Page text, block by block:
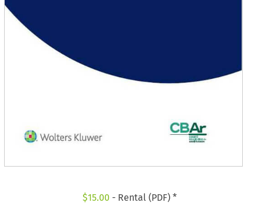
$15.00 - Rental (PDF) *